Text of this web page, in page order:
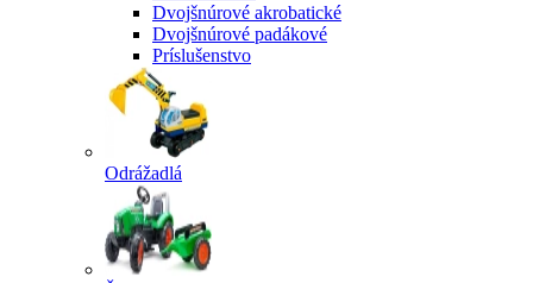
Dvojšnúrové akrobatické
Dvojšnúrové padákové
Príslušenstvo
Odrážadlá